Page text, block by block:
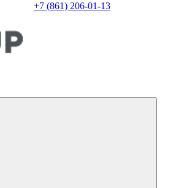
+7 (861) 206-01-13